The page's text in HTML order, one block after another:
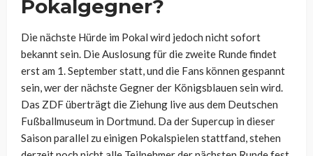
Pokalgegner?
Die nächste Hürde im Pokal wird jedoch nicht sofort
bekannt sein. Die Auslosung für die zweite Runde findet
erst am 1. September statt, und die Fans können gespannt
sein, wer der nächste Gegner der Königsblauen sein wird.
Das ZDF überträgt die Ziehung live aus dem Deutschen
Fußballmuseum in Dortmund. Da der Supercup in dieser
Saison parallel zu einigen Pokalspielen stattfand, stehen